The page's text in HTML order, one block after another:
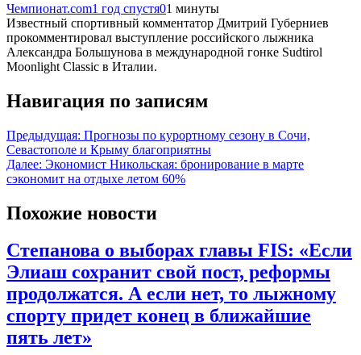
Чемпионат.com1 год спустя01 минуты
Известный спортивный комментатор Дмитрий Губерниев
прокомментировал выступление российского лыжника
Александра Большунова в международной гонке Sudtirol
Moonlight Classic в Италии.
Навигация по записям
Предыдущая: Прогнозы по курортному сезону в Сочи,
Севастополе и Крыму благоприятны
Далее: Экономист Никольская: бронирование в марте
сэкономит на отдыхе летом 60%
Похожие новости
Степанова о выборах главы FIS: «Если
Элиаш сохранит свой пост, реформы
продолжатся. А если нет, то лыжному
спорту придет конец в ближайшие
пять лет»